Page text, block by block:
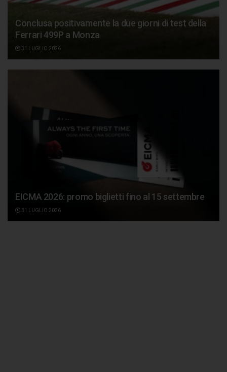
Conclusa positivamente la due giorni di test della
Ferrari 499P a Monza
31 LUGLIO 2026
EICMA 2026: promo biglietti fino al 15 settembre
31 LUGLIO 2026